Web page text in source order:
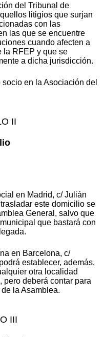
del Tribunal de
litigios que surjan
con las
las que se encuentre
cuando afecten a
la RFEP y que se
a dicha jurisdicción.
en la Asociación del
II
en Madrid, c/ Julián
este domicilio se
General, salvo que
que bastará con
en Barcelona, c/
establecer, además,
otra localidad
pero deberá contar para
la Asamblea.
III